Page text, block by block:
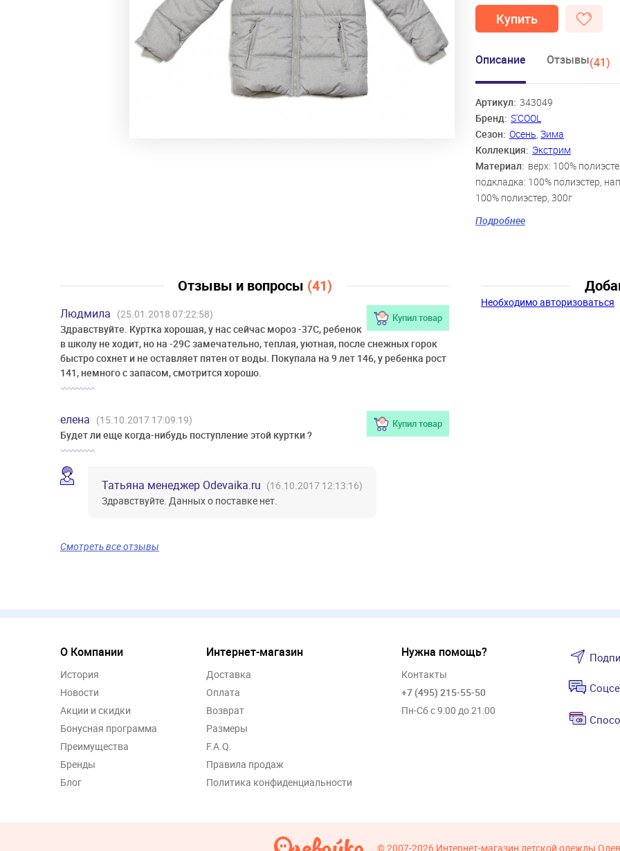
Купить
Описание Отзывы(41)
Артикул: 343049
Бренд: S'COOL
Сезон: Осень, Зима
Коллекция: Экстрим
Материал: верх: 100%
подкладка: 100% полиэстер,
100% полиэстер, 300г
серый
Скидка: 36%
Подробнее
Отзывы и вопросы (41)
Людмила Купил товар
(25.01.2018 07:22:58)
Здравствуйте. Куртка хорошая, у нас сейчас мороз -37С, ребенок
в школу не ходит, но на -29С замечательно, теплая, уютная, после снежных горок
быстро сохнет и не оставляет пятен от воды. Покупала на 9 лет 146, у ребенка рост
141, немного с запасом, смотрится хорошо.
елена Купил товар
(15.10.2017 17:09:19)
Будет ли еще когда-нибудь поступление этой куртки ?
Татьяна менеджер Odevaika.ru (16.10.2017 12:13:16)
Здравствуйте. Данных о поставке нет.
Смотреть все отзывы
Необходимо авторизоваться
О Компании
История
Новости
Акции и скидки
Бонусная программа
Преимущества
Бренды
Блог
Интернет-магазин
Доставка
Оплата
Возврат
Размеры
F.A.Q.
Правила продаж
Политика конфиденциальности
Нужна помощь?
Контакты
+7 (495) 215-55-50
Пн-Сб с 9:00 до 21:00
© 2007-2026 Интернет-магазин детской одежды